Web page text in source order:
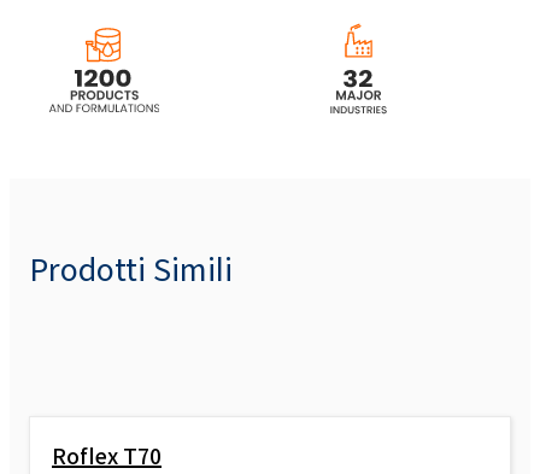
POLIkol 800 (PEG-16)
Prodotti Simili
Roflex T70